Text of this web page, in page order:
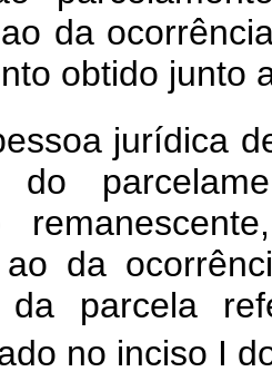
da
obtido junto
jurídica
do
ao da
da parcela
no inciso I